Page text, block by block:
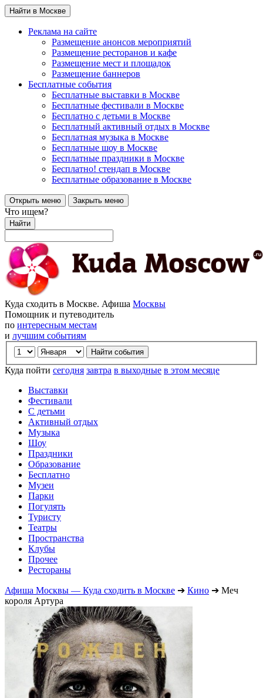
Найти в Москве
Реклама на сайте
Размещение анонсов мероприятий
Размещение ресторанов и кафе
Размещение мест и площадок
Размещение баннеров
Бесплатные события
Бесплатные выставки в Москве
Бесплатные фестивали в Москве
Бесплатно с детьми в Москве
Бесплатный активный отдых в Москве
Бесплатная музыка в Москве
Бесплатные шоу в Москве
Бесплатные праздники в Москве
Бесплатно! стендап в Москве
Бесплатные образование в Москве
Открыть меню Закрыть меню
Что ищем?
Найти
Куда сходить в Москве. Афиша Москвы
Помощник и путеводитель
по интересным местам
и лучшим событиям
Куда пойти сегодня завтра в выходные в этом месяце
Выставки
Фестивали
С детьми
Активный отдых
Музыка
Шоу
Праздники
Образование
Бесплатно
Музеи
Парки
Погулять
Туристу
Театры
Пространства
Клубы
Прочее
Рестораны
Афиша Москвы — Куда сходить в Москве ➔ Кино ➔ Меч
короля Артура